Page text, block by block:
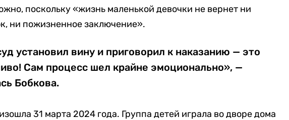
поскольку «жизнь маленькой девочки не вернет ни
ни пожизненное заключение».
установил вину и приговорил к наказанию — это
Сам процесс шел крайне эмоционально», —
Бобкова.
31 марта 2024 года. Группа детей играла во дворе дома